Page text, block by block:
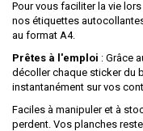
Pour vous faciliter la vie
nos étiquettes
au format A4.
Prêtes à l'emploi : Grâce
décoller chaque sticker du
instantanément sur vos
Faciles à manipuler et à
perdent. Vos planches